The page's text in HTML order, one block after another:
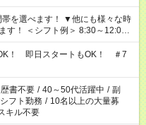
！ ▼他にも様々な時
す！ ＜シフト例＞ 8:30～12:00
～翌6:00 など
！ 即日スタートもOK！ ＃7
書不要 / 40～50代活躍中 / 副
シフト勤務 / 10名以上の大量募
キル不要